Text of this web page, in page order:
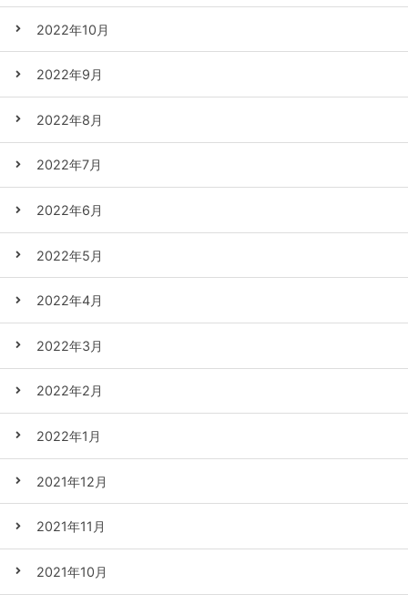
2022年10月
2022年9月
2022年8月
2022年7月
2022年6月
2022年5月
2022年4月
2022年3月
2022年2月
2022年1月
2021年12月
2021年11月
2021年10月